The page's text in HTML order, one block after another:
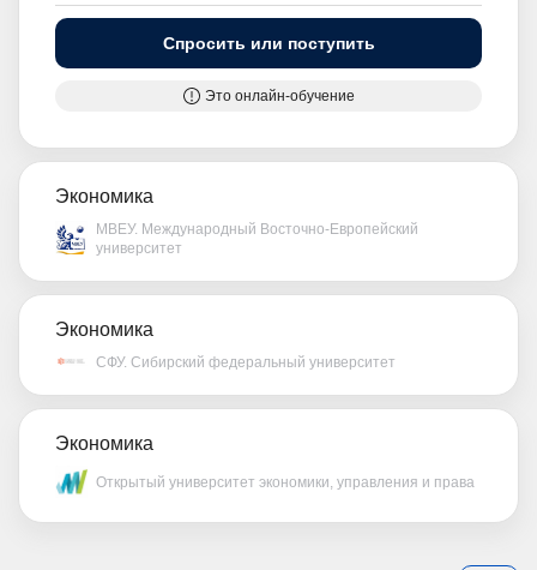
Спросить или поступить
Это онлайн-обучение
Экономика
МВЕУ. Международный Восточно-Европейский
университет
Экономика
СФУ. Сибирский федеральный университет
Экономика
Открытый университет экономики, управления и права